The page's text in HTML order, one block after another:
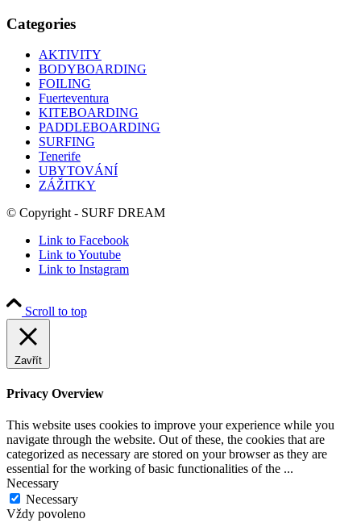
Categories
AKTIVITY
BODYBOARDING
FOILING
Fuerteventura
KITEBOARDING
PADDLEBOARDING
SURFING
Tenerife
UBYTOVÁNÍ
ZÁŽITKY
© Copyright - SURF DREAM
Link to Facebook
Link to Youtube
Link to Instagram
Scroll to top
Zavřít
Privacy Overview
This website uses cookies to improve your experience while you
navigate through the website. Out of these, the cookies that are
categorized as necessary are stored on your browser as they are
essential for the working of basic functionalities of the ...
Necessary
Necessary
Vždy povoleno